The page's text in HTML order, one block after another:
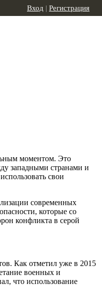
Вход | Регистрация
моментом. Это
западными странами и
свои
современных
которые со
конфликта в серой
Как отметил уже в 2015
военных и
что использование